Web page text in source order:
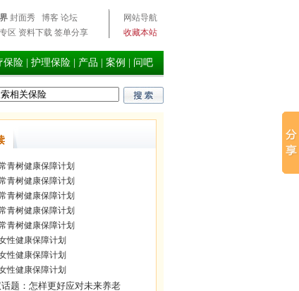
封面秀 博客 论坛
区 资料下载 签单分享
网站导航
收藏本站
保险 护理保险 产品 案例 问吧
青树健康保障计划
青树健康保障计划
青树健康保障计划
青树健康保障计划
青树健康保障计划
性健康保障计划
性健康保障计划
性健康保障计划